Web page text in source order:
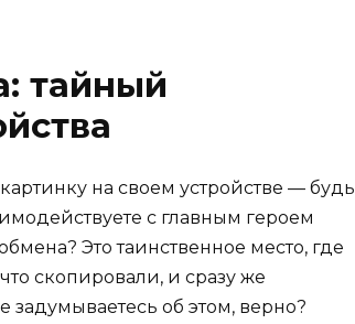
тайный
на своем устройстве — будь
с главным героем
Это таинственное место, где
скопировали, и сразу же
задумываетесь об этом, верно?